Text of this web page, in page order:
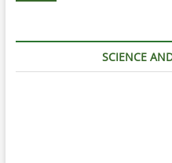
SCIENCE